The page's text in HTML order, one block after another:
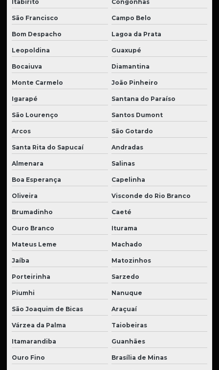
Itabirito Congonhas
São Francisco Campo Belo
Bom Despacho Lagoa da Prata
Leopoldina Guaxupé
Bocaiuva Diamantina
Monte Carmelo João Pinheiro
Igarapé Santana do Paraíso
São Lourenço Santos Dumont
Arcos São Gotardo
Santa Rita do Sapucaí Andradas
Almenara Salinas
Boa Esperança Capelinha
Oliveira Visconde do Rio Branco
Brumadinho Caeté
Ouro Branco Iturama
Mateus Leme Machado
Jaíba Matozinhos
Porteirinha Sarzedo
Piumhi Nanuque
São Joaquim de Bicas Araçuaí
Várzea da Palma Taiobeiras
Itamarandiba Guanhães
Ouro Fino Brasília de Minas